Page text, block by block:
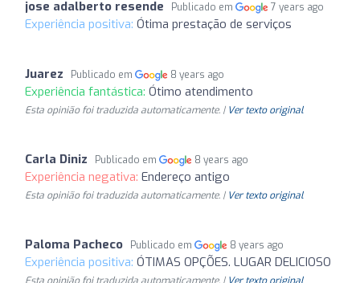
jose adalberto resende Publicado em 7 years ago
Experiência positiva: Ótima prestação de serviços
Juarez Publicado em 8 years ago
Experiência fantástica: Ótimo atendimento
Esta opinião foi traduzida automaticamente. | Ver texto original
Carla Diniz Publicado em 8 years ago
Experiência negativa: Endereço antigo
Esta opinião foi traduzida automaticamente. | Ver texto original
Paloma Pacheco Publicado em 8 years ago
Experiência positiva: ÓTIMAS OPÇÕES. LUGAR DELICIOSO
Esta opinião foi traduzida automaticamente. | Ver texto original